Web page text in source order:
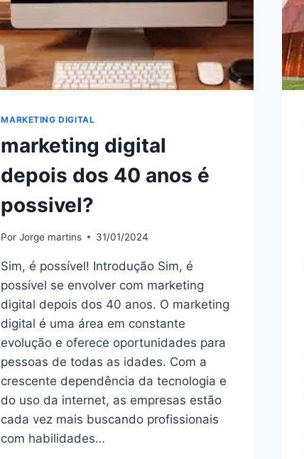
MARKETING DIGITAL
marketing digital
depois dos 40 anos é
possivel?
Por Jorge martins 31/01/2024
Sim, é possível! Introdução Sim, é
possível se envolver com marketing
digital depois dos 40 anos. O marketing
digital é uma área em constante
evolução e oferece oportunidades para
pessoas de todas as idades. Com a
crescente dependência da tecnologia e
do uso da internet, as empresas estão
cada vez mais buscando profissionais
com habilidades…